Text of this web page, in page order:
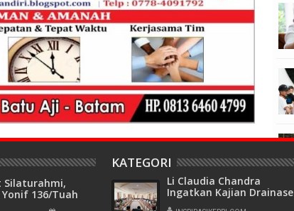
Silaturahmi,
136/Tuah
Ilu Gelar
KATEGORI
Li Claudia Chandra
Ingatkan Kajian Drainase
Serius Demi Batam Bebas